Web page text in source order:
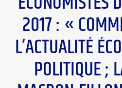
2017 : «
L’ACTUALITÉ
POLITIQUE ;